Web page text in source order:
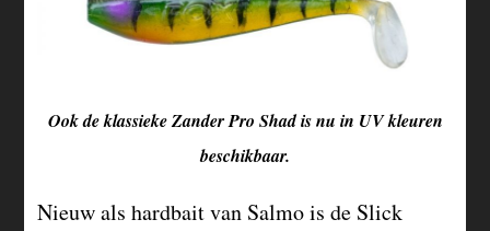
Ook de klassieke Zander Pro Shad is nu in UV kleuren
beschikbaar.
Nieuw als hardbait van Salmo is de Slick